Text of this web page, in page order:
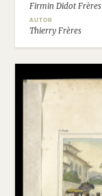
Firmin Didot Frères
AUTOR
Thierry Frères